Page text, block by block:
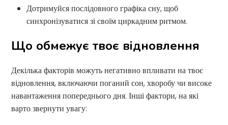
Дотримуйся послідовного графіка сну, щоб
синхронізуватися зі своїм циркадним ритмом.
Що обмежує твоє відновлення
Декілька факторів можуть негативно впливати на твоє
відновлення, включаючи поганий сон, хворобу чи високе
навантаження попереднього дня. Інші фактори, на які
варто звернути увагу: